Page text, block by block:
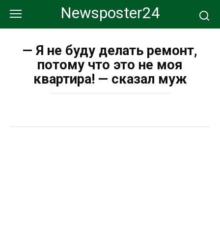
контенту
Newsposter24
— Я не буду делать ремонт,
потому что это не моя
квартира! — сказал муж